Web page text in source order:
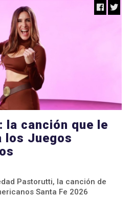
la canción que le
los Juegos
Pastorutti, la canción de
Santa Fe 2026